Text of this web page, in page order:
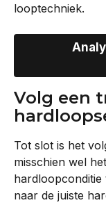
looptechniek.
Volg een
Tot slot is het
misschien wel
naar de juiste